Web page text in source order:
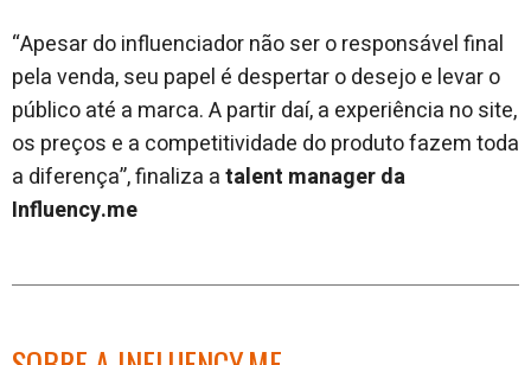
“Apesar do influenciador não ser o responsável final
pela venda, seu papel é despertar o desejo e levar o
público até a marca. A partir daí, a experiência no site,
os preços e a competitividade do produto fazem toda
a diferença”, finaliza atalent manager da
Influency.me